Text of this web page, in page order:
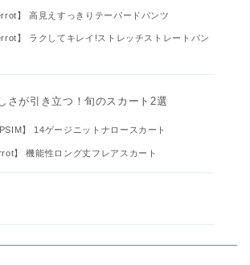
】 高見えすっきりテーパードパンツ
】 ラクしてキレイ!ストレッチストレートパン
さが引き立つ！旬のスカート2選
】 14ゲージニットナロースカート
】 機能性ロング丈フレアスカート